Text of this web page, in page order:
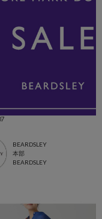
BEARDSLEY
本部
BEARDSLEY